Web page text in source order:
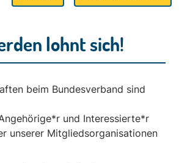
lohnt sich!
beim Bundesverband sind
und Interessierte*r
unserer Mitgliedsorganisationen